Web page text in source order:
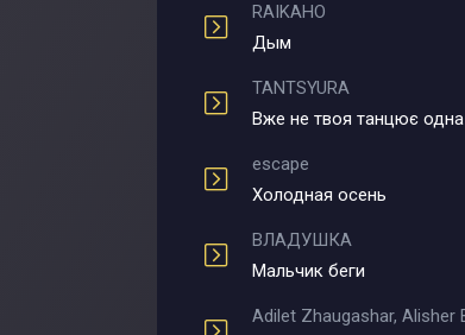
RAIKAHO
Дым
TANTSYURA
Вже не твоя танцює одна
escape
Холодная осень
ВЛАДУШКА
Мальчик беги